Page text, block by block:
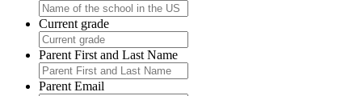
Current grade
Parent First and Last Name
Parent Email